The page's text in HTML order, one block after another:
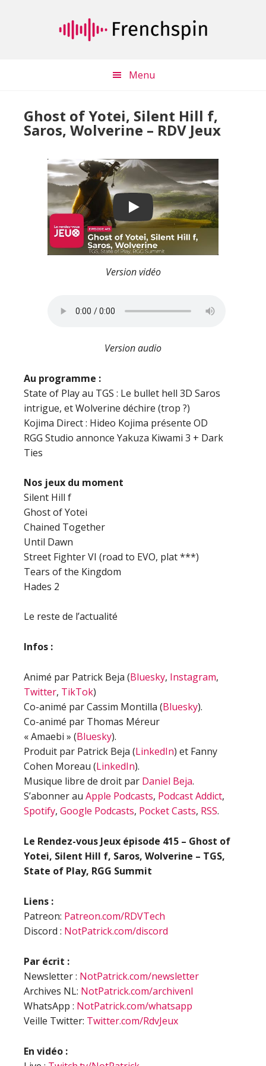
Menu
Ghost of Yotei, Silent Hill f,
Saros, Wolverine – RDV Jeux
Play
Version vidéo
Version audio
Au programme :
State of Play au TGS : Le bullet hell 3D Saros
intrigue, et Wolverine déchire (trop ?)
Kojima Direct : Hideo Kojima présente OD
RGG Studio annonce Yakuza Kiwami 3 + Dark
Ties
Nos jeux du moment
Silent Hill f
Ghost of Yotei
Chained Together
Until Dawn
Street Fighter VI (road to EVO, plat ***)
Tears of the Kingdom
Hades 2
Le reste de l’actualité
Infos :
Animé par Patrick Beja (Bluesky, Instagram,
Twitter, TikTok)
Co-animé par Cassim Montilla (Bluesky).
Co-animé par Thomas Méreur
« Amaebi » (Bluesky).
Produit par Patrick Beja (LinkedIn) et Fanny
Cohen Moreau (LinkedIn).
Musique libre de droit par Daniel Beja.
S’abonner au Apple Podcasts, Podcast Addict,
Spotify, Google Podcasts, Pocket Casts, RSS.
Le Rendez-vous Jeux épisode 415 – Ghost of
Yotei, Silent Hill f, Saros, Wolverine – TGS,
State of Play, RGG Summit
Liens :
Patreon: Patreon.com/RDVTech
Discord : NotPatrick.com/discord
Par écrit :
Newsletter : NotPatrick.com/newsletter
Archives NL: NotPatrick.com/archivenl
WhatsApp : NotPatrick.com/whatsapp
Veille Twitter: Twitter.com/RdvJeux
En vidéo :